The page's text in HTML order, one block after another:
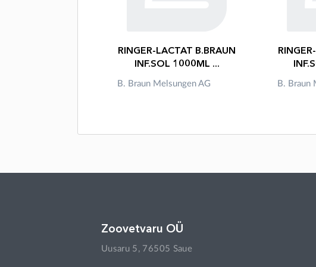
RINGER-LACTAT B.BRAUN
INF.SOL 1000ML ...
B. Braun Melsungen AG B. Braun
Zoovetvaru OÜ
Uusaru 5, 76505 Saue